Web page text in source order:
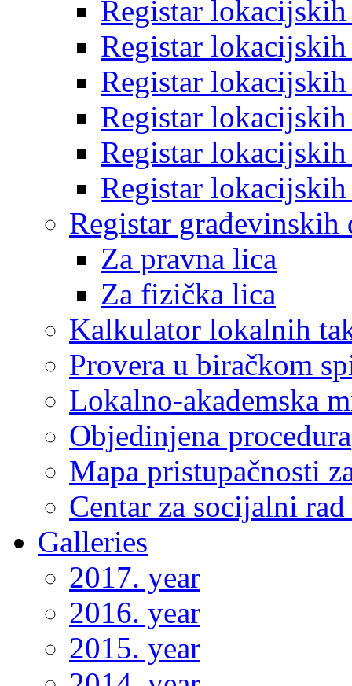
Registar
Registar
Registar
Registar
Registar
Registar
Registar građevinskih
Za pravna lica
Za fizička lica
Kalkulator lokalnih
Provera u biračkom
Lokalno-akademska
Objedinjena procedura
Mapa pristupačnosti
Centar za socijalni
Galleries
2017. year
2016. year
2015. year